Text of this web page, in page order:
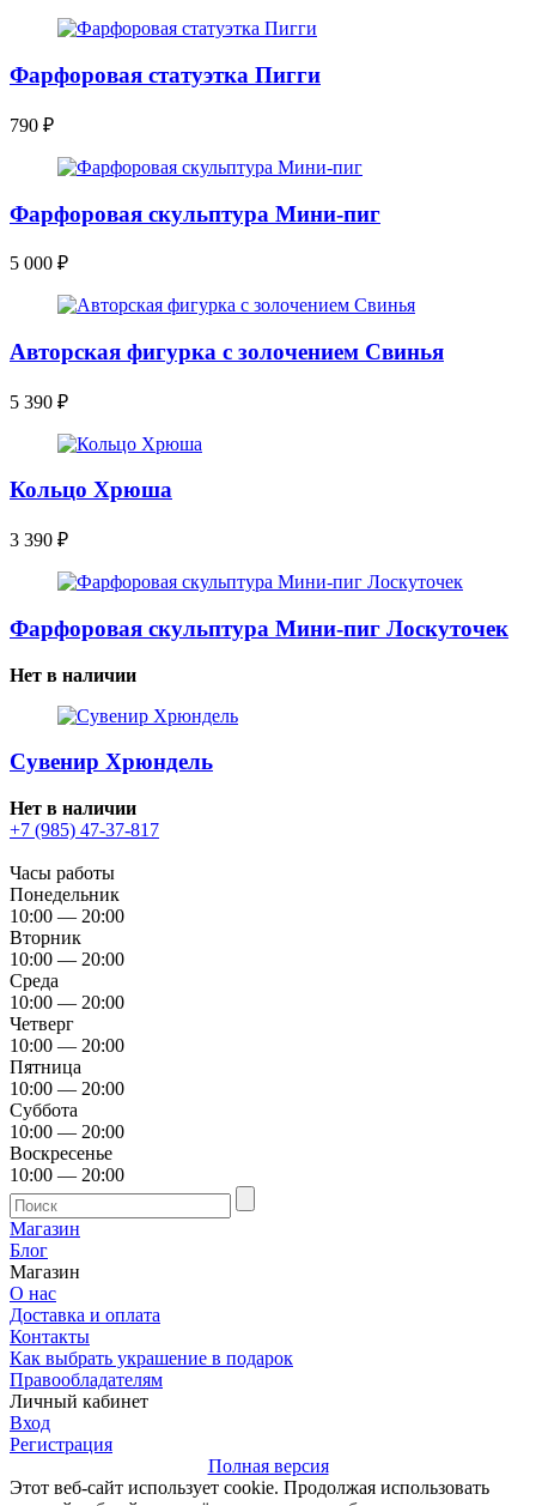
Фарфоровая статуэтка Пигги
790 ₽
Фарфоровая скульптура Мини-пиг
5 000 ₽
Авторская фигурка с золочением Свинья
5 390 ₽
Кольцо Хрюша
3 390 ₽
Фарфоровая скульптура Мини-пиг Лоскуточек
Нет в наличии
Сувенир Хрюндель
Нет в наличии
+7 (985) 47-37-817
Часы работы
Понедельник
10:00 — 20:00
Вторник
10:00 — 20:00
Среда
10:00 — 20:00
Четверг
10:00 — 20:00
Пятница
10:00 — 20:00
Суббота
10:00 — 20:00
Воскресенье
10:00 — 20:00
Магазин
Блог
Магазин
О нас
Доставка и оплата
Контакты
Как выбрать украшение в подарок
Правообладателям
Личный кабинет
Вход
Регистрация
Полная версия
Этот веб-сайт использует cookie. Продолжая использовать